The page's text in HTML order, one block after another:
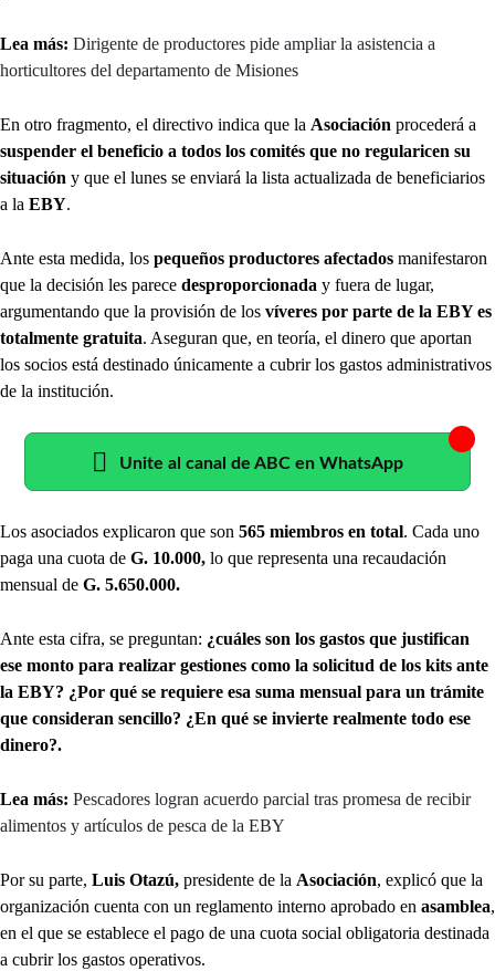
Lea más: Dirigente de productores pide ampliar la asistencia a
horticultores del departamento de Misiones
En otro fragmento, el directivo indica que la Asociación procederá a
suspender el beneficio a todos los comités que no regularicen su
situación y que el lunes se enviará la lista actualizada de beneficiarios
a la EBY.
Ante esta medida, los pequeños productores afectados manifestaron
que la decisión les parece desproporcionada y fuera de lugar,
argumentando que la provisión de los víveres por parte de la EBY es
totalmente gratuita. Aseguran que, en teoría, el dinero que aportan
los socios está destinado únicamente a cubrir los gastos administrativos
de la institución.
Unite al canal de ABC en WhatsApp
Los asociados explicaron que son 565 miembros en total. Cada uno
paga una cuota de G. 10.000, lo que representa una recaudación
mensual de G. 5.650.000.
Ante esta cifra, se preguntan: ¿cuáles son los gastos que justifican
ese monto para realizar gestiones como la solicitud de los kits ante
la EBY? ¿Por qué se requiere esa suma mensual para un trámite
que consideran sencillo? ¿En qué se invierte realmente todo ese
dinero?.
Lea más: Pescadores logran acuerdo parcial tras promesa de recibir
alimentos y artículos de pesca de la EBY
Por su parte, Luis Otazú, presidente de la Asociación, explicó que la
organización cuenta con un reglamento interno aprobado en asamblea,
en el que se establece el pago de una cuota social obligatoria destinada
a cubrir los gastos operativos.